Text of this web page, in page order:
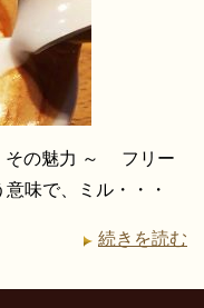
その魅力 ～ フリー
味で、ミル・・・
続きを読む